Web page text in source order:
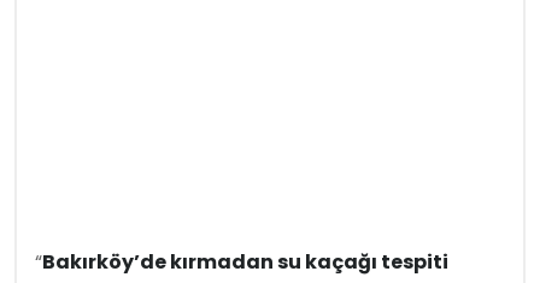
“Bakırköy’de kırmadan su kaçağı tespiti